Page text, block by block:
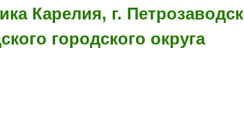
Карелия, г. Петрозаводск
городского округа